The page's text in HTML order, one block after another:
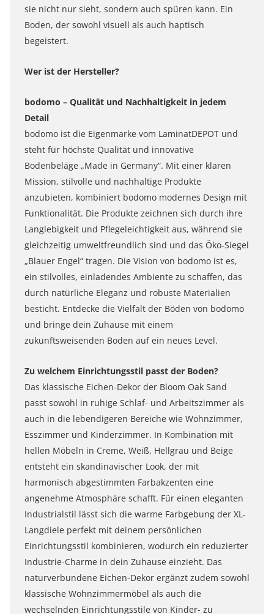
sie nicht nur sieht, sondern auch spüren kann. Ein
Boden, der sowohl visuell als auch haptisch
begeistert.
Wer ist der Hersteller?
bodomo – Qualität und Nachhaltigkeit in jedem
Detail
bodomo ist die Eigenmarke vom LaminatDEPOT und
steht für höchste Qualität und innovative
Bodenbeläge „Made in Germany“. Mit einer klaren
Mission, stilvolle und nachhaltige Produkte
anzubieten, kombiniert bodomo modernes Design mit
Funktionalität. Die Produkte zeichnen sich durch ihre
Langlebigkeit und Pflegeleichtigkeit aus, während sie
gleichzeitig umweltfreundlich sind und das Öko-Siegel
„Blauer Engel“ tragen. Die Vision von bodomo ist es,
ein stilvolles, einladendes Ambiente zu schaffen, das
durch natürliche Eleganz und robuste Materialien
besticht. Entdecke die Vielfalt der Böden von bodomo
und bringe dein Zuhause mit einem
zukunftsweisenden Boden auf ein neues Level.
Zu welchem Einrichtungsstil passt der Boden?
Das klassische Eichen-Dekor der Bloom Oak Sand
passt sowohl in ruhige Schlaf- und Arbeitszimmer als
auch in die lebendigeren Bereiche wie Wohnzimmer,
Esszimmer und Kinderzimmer. In Kombination mit
hellen Möbeln in Creme, Weiß, Hellgrau und Beige
entsteht ein skandinavischer Look, der mit
harmonisch abgestimmten Farbakzenten eine
angenehme Atmosphäre schafft. Für einen eleganten
Industrialstil lässt sich die warme Farbgebung der XL-
Langdiele perfekt mit deinem persönlichen
Einrichtungsstil kombinieren, wodurch ein reduzierter
Industrie-Charme in dein Zuhause einzieht. Das
naturverbundene Eichen-Dekor ergänzt zudem sowohl
klassische Wohnzimmermöbel als auch die
wechselnden Einrichtungsstile von Kinder- zu